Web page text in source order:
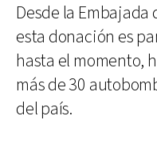
Desde la
esta donación es
hasta el momento,
más de 30
del país.